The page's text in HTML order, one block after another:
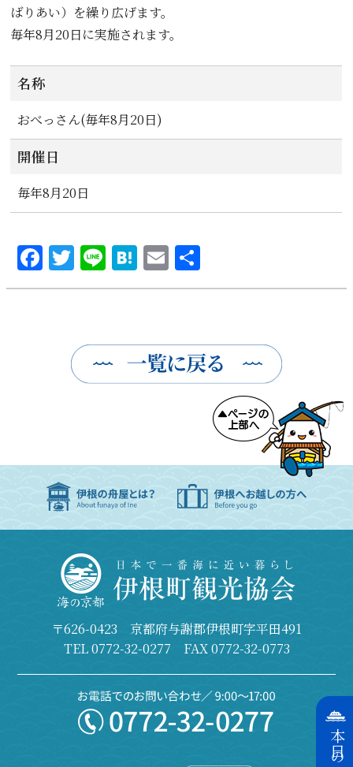
ばりあい）を繰り広げます。
毎年8月20日に実施されます。
名称
おべっさん(毎年8月20日)
開催日
毎年8月20日
Facebook
Twitter
LineHatena
Email
共
有
〒626-0423 京都府与謝郡伊根町字平田491
TEL0772-32-0277 FAX 0772-32-0773